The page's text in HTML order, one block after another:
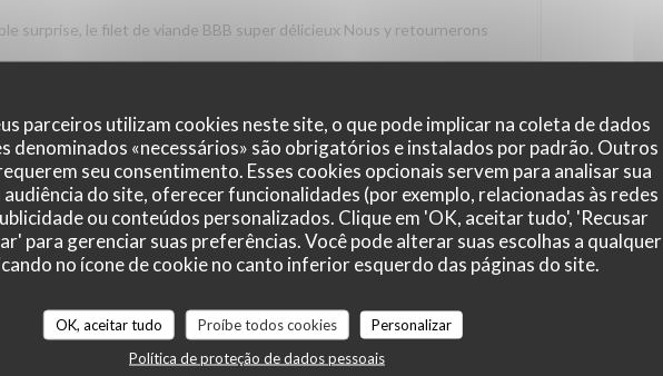
parceiros utilizam cookies neste site, o que pode implicar na coleta de dados
denominados «necessários» são obrigatórios e instalados por padrão. Outros
seu consentimento. Esses cookies opcionais servem para analisar sua
do site, oferecer funcionalidades (por exemplo, relacionadas às redes
ou conteúdos personalizados. Clique em 'OK, aceitar tudo', 'Recusar
para gerenciar suas preferências. Você pode alterar suas escolhas a qualquer
no ícone de cookie no canto inferior esquerdo das páginas do site.
OK, aceitar tudo Proíbe todos cookies
Personalizar
Política de proteção de dados pessoais
surprise, le filet de viande BBB super délicieux Nous y retournerons
service:4/5 ambience: 4/5 menu: 4/5 quality_price:4/5
service: 4/5 ambience:4/5 menu :5/5 quality_price: 5/5
service :5/5 ambience:5/5 menu :5/5 quality_price